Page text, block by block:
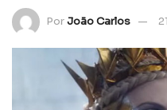
PorJoão Carlos